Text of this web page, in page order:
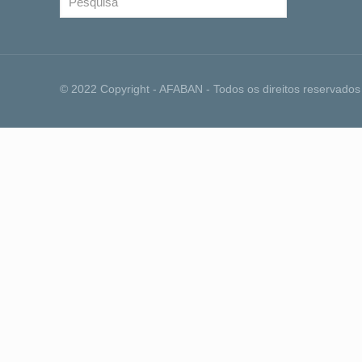
© 2022 Copyright - AFABAN - Todos os direitos reservados